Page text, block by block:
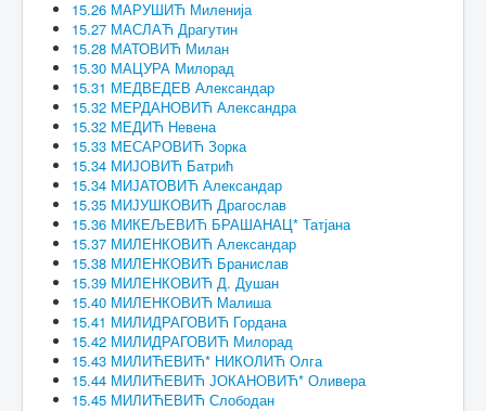
15.26 МАРУШИЋ Миленија
15.27 МАСЛАЋ Драгутин
15.28 МАТОВИЋ Милан
15.30 МАЦУРА Милорад
15.31 МЕДВЕДЕВ Александар
15.32 МЕРДАНОВИЋ Александра
15.32 МЕДИЋ Невена
15.33 МЕСАРОВИЋ Зорка
15.34 МИЈОВИЋ Батрић
15.34 МИЈАТОВИЋ Александар
15.35 МИЈУШКОВИЋ Драгослав
15.36 МИКЕЉЕВИЋ БРАШАНАЦ* Татјана
15.37 МИЛЕНКОВИЋ Александар
15.38 МИЛЕНКОВИЋ Бранислав
15.39 МИЛЕНКОВИЋ Д. Душан
15.40 МИЛЕНКОВИЋ Малиша
15.41 МИЛИДРАГОВИЋ Гордана
15.42 МИЛИДРАГОВИЋ Милорад
15.43 МИЛИЋЕВИЋ* НИКОЛИЋ Олга
15.44 МИЛИЋЕВИЋ ЈОКАНОВИЋ* Оливера
15.45 МИЛИЋЕВИЋ Слободан